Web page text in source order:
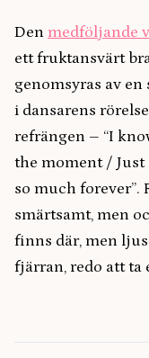
Den medföljande
ett fruktansvärt
genomsyras av
i dansarens
refrängen – “I
the moment / Just
so much forever”.
smärtsamt, men
finns där, men
fjärran, redo att ta